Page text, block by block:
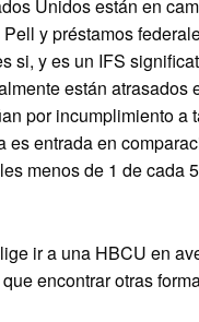
Unidos están en
y préstamos
si, y es un IFS
están atrasados
por incumplimiento a
es entrada en
menos de 1 de cada
ir a una HBCU en
encontrar otras